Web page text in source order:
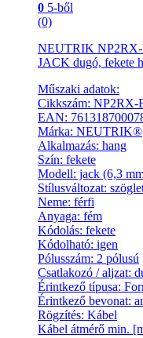
0 5-ből
(0)
NEUTRIK NP2RX-
JACK dugó, fekete
Műszaki adatok:
Cikkszám: NP2RX-
EAN:
Márka: NEUTRIK®
Alkalmazás: hang
Szín: fekete
Modell: jack (6,3
Stílusváltozat:
Neme: férfi
Anyaga: fém
Kódolás: fekete
Kódolható: igen
Pólusszám: 2 pólusú
Csatlakozó / aljzat:
Érintkező típusa:
Érintkező bevonat:
Rögzítés: Kábel
Kábel átmérő min.